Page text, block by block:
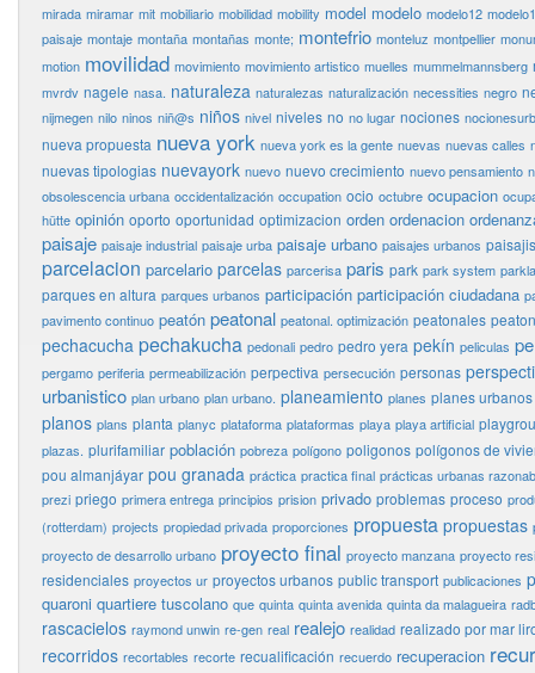
mirada miramar mit mobiliario mobilidad mobility model modelo modelo12
paisaje montaje montaña montañas monte; montefrio monteluz montpellier
motion movilidad movimiento movimiento artistico muelles mummelmannsberg
mvrdv nagele nasa. naturaleza naturalezas naturalización necessities negro
nijmegen nilo ninos niñ@s niños nivel niveles no no lugar nociones
nueva propuesta nueva york nueva york es la gente nuevas nuevas calles
nuevas tipologias nuevayork nuevo nuevo crecimiento nuevo pensamiento
obsolescencia urbana occidentalización occupation ocio octubre ocupacion
hütte opinión oporto oportunidad optimizacion orden ordenacion
paisaje paisaje industrial paisaje urba paisaje urbano paisajes urbanos
parcelacion parcelario parcelas parcerisa paris park park system
parques en altura parques urbanos participación participación ciudadana
pavimento continuo peatón peatonal peatonal. optimización peatonales
pechacucha pechakucha pedonali pedro pedro yera pekín peliculas
pergamo periferia permeabilización perpectiva persecución personas
urbanistico plan urbano plan urbano. planeamiento planes planes urbanos
planos plans planta planyc plataforma plataformas playa playa artificial
plazas. plurifamiliar población pobreza polígono poligonos polígonos de
pou almanjáyar pou granada práctica practica final prácticas urbanas
prezi priego primera entrega principios prision privado problemas proceso
(rotterdam) projects propiedad privada proporciones propuesta propuestas
proyecto de desarrollo urbano proyecto final proyecto manzana proyecto
residenciales proyectos ur proyectos urbanos public transport publicaciones
quaroni quartiere tuscolano que quinta quinta avenida quinta da malagueira
rascacielos raymond unwin re-gen real realejo realidad realizado por mar
recorridos recortables recorte recualificación recuerdo recuperacion